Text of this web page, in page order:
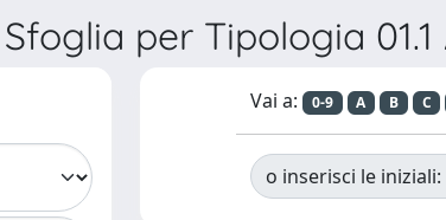
Sfoglia per Tipologia
Vai a: 0-9 A B C
o inserisci le iniziali: